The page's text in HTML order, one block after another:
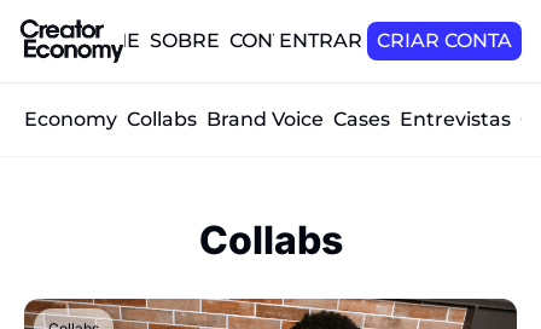
HOME SOBRE CONTATOENTRAR CRIAR CONTA
Economy Collabs Brand Voice Cases Entrevistas
Collabs